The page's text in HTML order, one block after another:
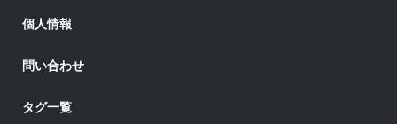
個人情報
問い合わせ
タグ一覧